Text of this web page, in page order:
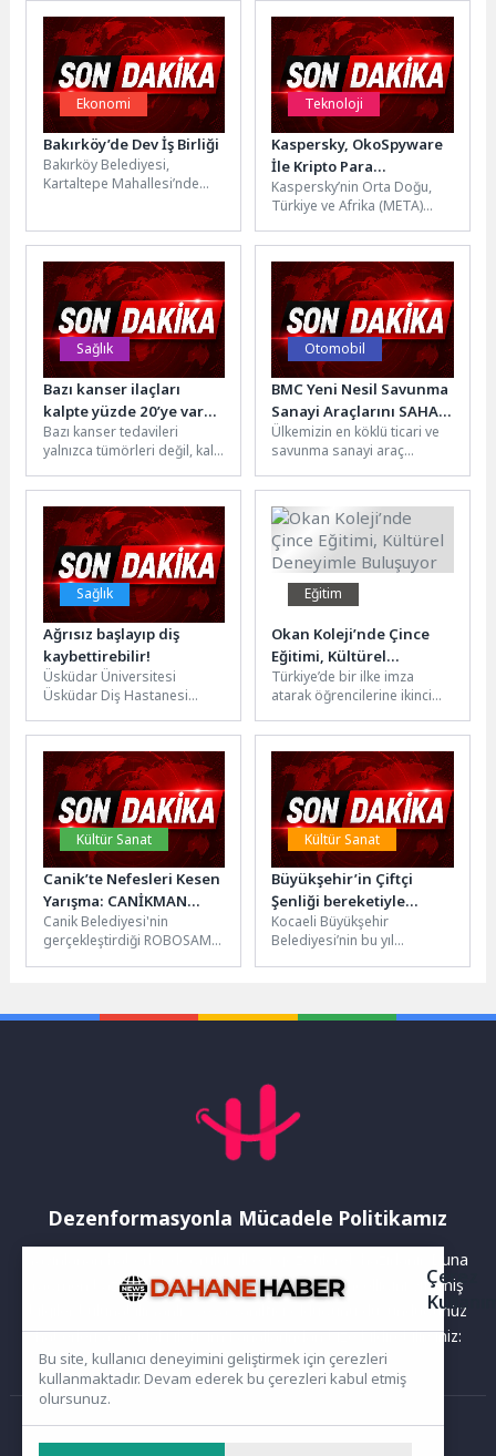
Ekonomi
Bakırköy’de Dev İş Birliği
Bakırköy Belediyesi,
Kartaltepe Mahallesi’nde
Teknoloji
Kaspersky, OkoSpyware
İle Kripto Para
Kullanıcılarını Hedef
Alan Yeni Kötü Amaçlı
Yazılım İskeletini Deşifre
Kaspersky’nin Orta Doğu,
Türkiye ve Afrika (META)
Güvenlik Hafta sonu
etkinliğinde,...
Sağlık
Bazı kanser ilaçları
kalpte yüzde 20’ye varan
yan etkilere yol
açabiliyor
Bazı kanser tedavileri
yalnızca tümörleri değil, kalp
Bu nedenle kanser tedavisi
sürecinde...
Otomobil
BMC Yeni Nesil Savunma
Sanayi Araçlarını SAHA
EXPO 2026’da Tanıttı
Ülkemizin en köklü ticari ve
savunma sanayi araç
araçları kategorisindeki
geniş...
Sağlık
Ağrısız başlayıp diş
kaybettirebilir!
Üsküdar Üniversitesi
Üsküdar Diş Hastanesi
Öğr. Üyesi Nihal Bahar, diş
eti hastalıklarının...
Eğitim
Okan Koleji’nde Çince
Eğitimi, Kültürel
Deneyimle Buluşuyor
Türkiye’de bir ilke imza
atarak öğrencilerine ikinci
kapsamında Çinceyi ve Çin
kültürünü...
Kültür Sanat
Canik’te Nefesleri Kesen
Yarışma: CANİKMAN
Gençlerle Buluştu
Canik Belediyesi'nin
gerçekleştirdiği ROBOSAM
dumana kattı. ...
Kültür Sanat
Büyükşehir’in Çiftçi
Şenliği bereketiyle
kutlandı
Kocaeli Büyükşehir
Belediyesi’nin bu yıl
Büyükakın’ın...
Dezenformasyonla Mücadele Politikamız
Yayınlanan haberler doğruluk ilkesi gözetilerek hazırlanır. Buna
rağmen bazı içeriklerde eksik, hatalı veya güncelliğini yitirmiş
bilgiler bulunabilir.Yanlış veya yanıltıcı olduğunu düşündüğünüz
haberleri aşağıdaki iletişim kanallarından bize bildirebilirsiniz:
Ana Sayfa
Çerez
Bu site, kullanıcı deneyimini geliştirmek için çerezleri
kullanmaktadır. Devam ederek bu çerezleri kabul etmiş
olursunuz.